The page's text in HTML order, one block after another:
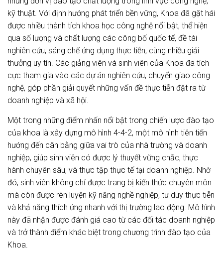
kỹ thuật. Với định hướng phát triển bền vững, Khoa đã gặt hái
được nhiều thành tích khoa học công nghệ nổi bật, thể hiện
qua số lượng và chất lượng các công bố quốc tế, đề tài
nghiên cứu, sáng chế ứng dụng thực tiễn, cùng nhiều giải
thưởng uy tín. Các giảng viên và sinh viên của Khoa đã tích
cực tham gia vào các dự án nghiên cứu, chuyển giao công
nghệ, góp phần giải quyết những vấn đề thực tiễn đặt ra từ
doanh nghiệp và xã hội.
Một trong những điểm nhấn nổi bật trong chiến lược đào tạo
của khoa là xây dựng mô hình 4-4-2, một mô hình tiên tiến
hướng đến cân bằng giữa vai trò của nhà trường và doanh
nghiệp, giúp sinh viên có được lý thuyết vững chắc, thực
hành chuyên sâu, và thực tập thực tế tại doanh nghiệp. Nhờ
đó, sinh viên không chỉ được trang bị kiến thức chuyên môn
mà còn được rèn luyện kỹ năng nghề nghiệp, tư duy thực tiễn
và khả năng thích ứng nhanh với thị trường lao động. Mô hình
này đã nhận được đánh giá cao từ các đối tác doanh nghiệp
và trở thành điểm khác biệt trong chương trình đào tạo của
Khoa.